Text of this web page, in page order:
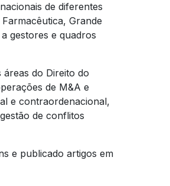
de diferentes
Grande
gestores e quadros
áreas do Direito do
de M&A e
e contraordenacional,
de conflitos
e publicado artigos em